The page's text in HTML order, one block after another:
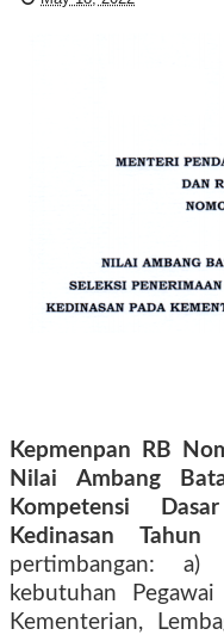
Kepmenpan RB
Nilai Ambang
Kompetensi
Kedinasan Tahun
pertimbangan:
kebutuhan
Kementerian,